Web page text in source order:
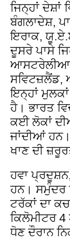
ਜਿਨ੍ਹਾਂ
ਬੰਗਲਾਦੇਸ਼,
ਇਰਾਕ,
ਦੂਸਰੇ ਪਾਸੇ
ਆਸਟਰੇਲੀਆ,
ਸਵਿਟਜ਼ਲੈਂਡ,
ਇਨ੍ਹਾਂ
ਹੈ। ਭਾਰਤ
ਕਈ ਲੋਕਾਂ
ਜਾਂਦੀਆਂ
ਖਾਣ ਦੀ
ਹਵਾ
ਹਨ। ਸਮੁੰਦਰ
ਟਰੱਕਾਂ ਦਾ
ਕਿਲੋਮੀਟਰ
ਧੋਣ ਦੌਰਾਨ